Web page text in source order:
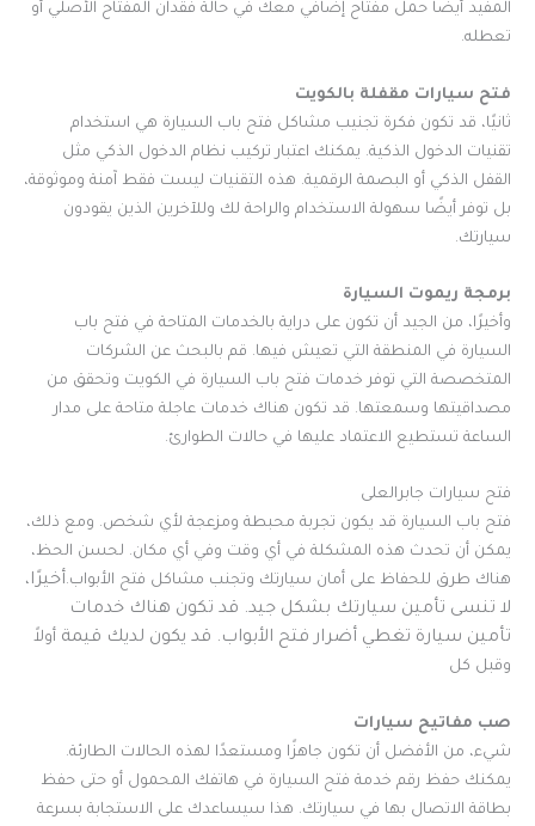
المفيد أيضًا حمل مفتاح إضافي معك في حالة فقدان المفتاح الأصلي أو
تعطله.
فتح سيارات مقفلة بالكويت
ثانيًا، قد تكون فكرة تجنيب مشاكل فتح باب السيارة هي استخدام
تقنيات الدخول الذكية. يمكنك اعتبار تركيب نظام الدخول الذكي مثل
القفل الذكي أو البصمة الرقمية. هذه التقنيات ليست فقط آمنة وموثوقة،
بل توفر أيضًا سهولة الاستخدام والراحة لك وللآخرين الذين يقودون
سيارتك.
برمجة ريموت السيارة
وأخيرًا، من الجيد أن تكون على دراية بالخدمات المتاحة في فتح باب
السيارة في المنطقة التي تعيش فيها. قم بالبحث عن الشركات
المتخصصة التي توفر خدمات فتح باب السيارة في الكويت وتحقق من
مصداقيتها وسمعتها. قد تكون هناك خدمات عاجلة متاحة على مدار
الساعة تستطيع الاعتماد عليها في حالات الطوارئ.
فتح سيارات جابرالعلى
فتح باب السيارة قد يكون تجربة محبطة ومزعجة لأي شخص. ومع ذلك،
يمكن أن تحدث هذه المشكلة في أي وقت وفي أي مكان. لحسن الحظ،
هناك طرق للحفاظ على أمان سيارتك وتجنب مشاكل فتح الأبواب.أخيرًا،
لا تنسى تأمين سيارتك بشكل جيد. قد تكون هناك خدمات
تأمين سيارة تغطي أضرار فتح الأبواب. قد يكون لديك قيمة أولاً
وقبل كل
صب مفاتيح سيارات
شيء، من الأفضل أن تكون جاهزًا ومستعدًا لهذه الحالات الطارئة.
يمكنك حفظ رقم خدمة فتح السيارة في هاتفك المحمول أو حتى حفظ
بطاقة الاتصال بها في سيارتك. هذا سيساعدك على الاستجابة بسرعة